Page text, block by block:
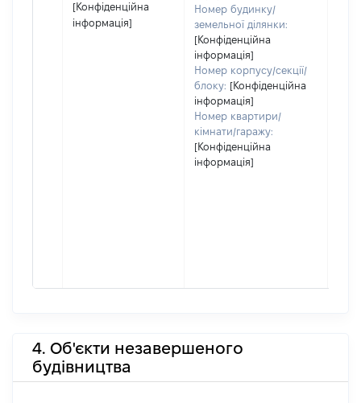
[Конфіденційна
інформація]
Номер будинку/
земельної ділянки:
[Конфіденційна
інформація]
Номер корпусу/секції/
блоку: [Конфіденційна
інформація]
Номер квартири/
кімнати/гаражу:
[Конфіденційна
інформація]
4. Об'єкти незавершеного
будівництва